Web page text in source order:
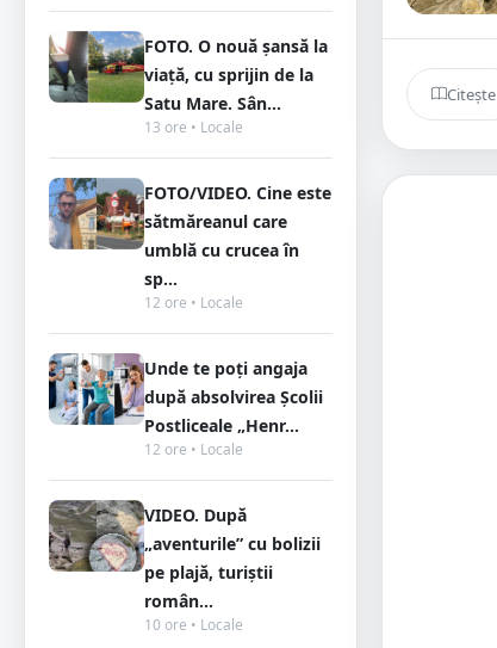
FOTO. O nouă șansă la
viață, cu sprijin de la
Satu Mare. Sân...
13 ore • Locale
FOTO/VIDEO. Cine este
sătmăreanul care
umblă cu crucea în
sp...
12 ore • Locale
Unde te poți angaja
după absolvirea Școlii
Postliceale „Henr...
12 ore • Locale
VIDEO. După
„aventurile” cu bolizii
pe plajă, turiștii
român...
10 ore • Locale
Citește